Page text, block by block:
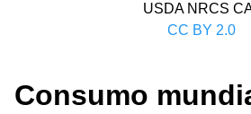
USDA NRCS
CC BY 2.0
Consumo